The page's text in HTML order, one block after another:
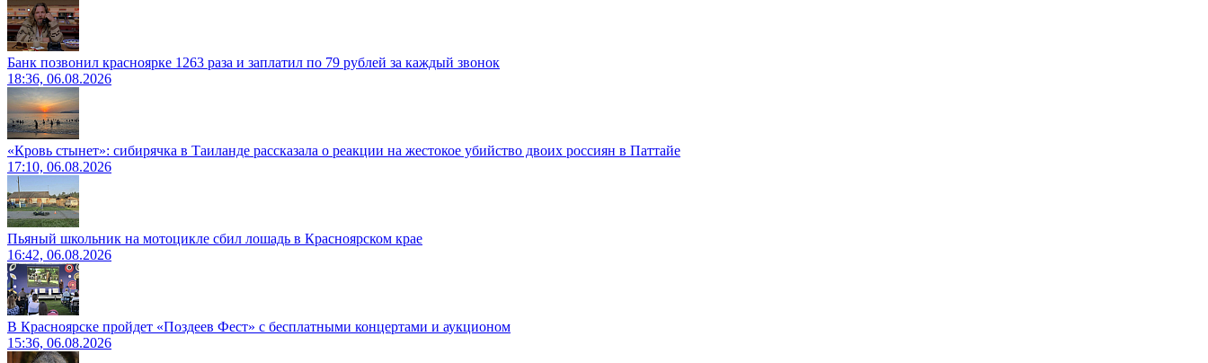
Банк позвонил красноярке 1263 раза и заплатил по 79 рублей за каждый звонок
18:36, 06.08.2026
«Кровь стынет»: сибирячка в Таиланде рассказала о реакции на жестокое убийство двоих россиян в Паттайе
17:10, 06.08.2026
Пьяный школьник на мотоцикле сбил лошадь в Красноярском крае
16:42, 06.08.2026
В Красноярске пройдет «Поздеев Фест» с бесплатными концертами и аукционом
15:36, 06.08.2026